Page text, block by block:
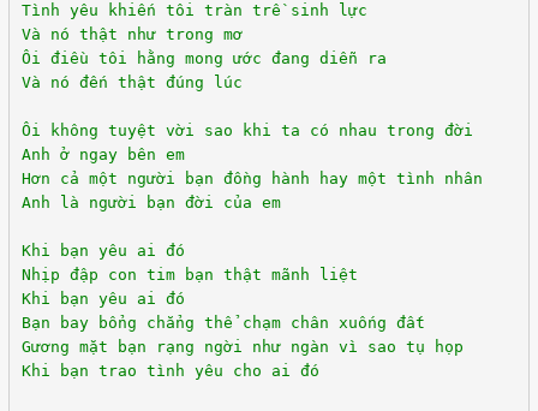
Tình yêu khiến tôi tràn trề sinh lực
Và nó thật như trong mơ
Ôi điều tôi hằng mong ước đang diễn ra
Và nó đến thật đúng lúc
Ôi không tuyệt vời sao khi ta có nhau trong đời
Anh ở ngay bên em
Hơn cả một người bạn đồng hành hay một tình nhân
Anh là người bạn đời của em
Khi bạn yêu ai đó
Nhịp đập con tim bạn thật mãnh liệt
Khi bạn yêu ai đó
Bạn bay bổng chẳng thể chạm chân xuống đất
Gương mặt bạn rạng ngời như ngàn vì sao tụ họp
Khi bạn trao tình yêu cho ai đó